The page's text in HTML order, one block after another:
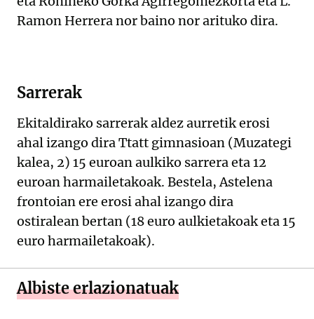
Ramon Herrera nor baino nor arituko dira.
Sarrerak
Ekitaldirako sarrerak aldez aurretik erosi
ahal izango dira Ttatt gimnasioan (Muzategi
kalea, 2) 15 euroan aulkiko sarrera eta 12
euroan harmailetakoak. Bestela, Astelena
frontoian ere erosi ahal izango dira
ostiralean bertan (18 euro aulkietakoak eta 15
euro harmailetakoak).
Albiste erlazionatuak